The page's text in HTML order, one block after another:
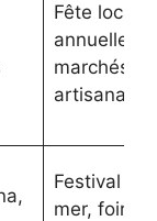
Fête locale
annuelle,
marchés
artisanaux
Festival de
mer, foires